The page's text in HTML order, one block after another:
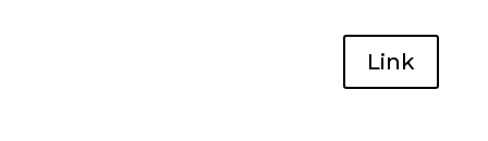
Link